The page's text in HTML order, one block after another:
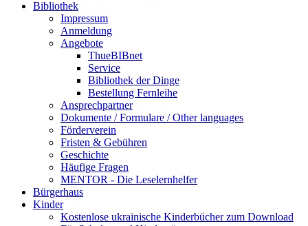
Bibliothek
Impressum
Anmeldung
Angebote
ThueBIBnet
Service
Bibliothek der Dinge
Bestellung Fernleihe
Ansprechpartner
Dokumente / Formulare / Other languages
Förderverein
Fristen & Gebühren
Geschichte
Häufige Fragen
MENTOR - Die Leselernhelfer
Bürgerhaus
Kinder
Kostenlose ukrainische Kinderbücher zum Download